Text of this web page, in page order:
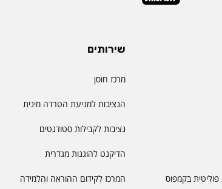
פוליטית בקמפוס
שירותים
מרכז חוסן
הנציבות למניעת הטרדה מינית
נציבות לקבילות סטודנטים
הדיקנט להוגנות מגדרית
המרכז לקידום ההוראה והלמידה